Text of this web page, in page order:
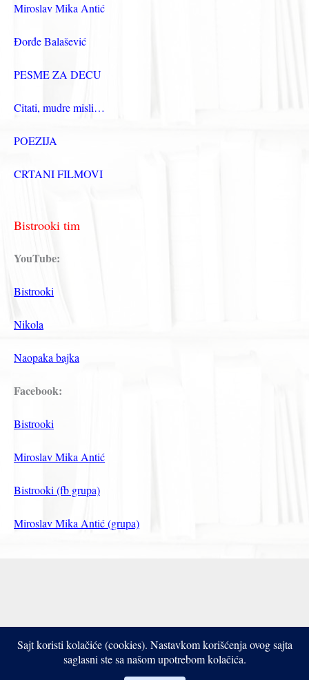
Miroslav Mika Antić
Đorđe Balašević
PESME ZA DECU
Citati, mudre misli…
POEZIJA
CRTANI FILMOVI
Bistrooki tim
YouTube:
Bistrooki
Nikola
Naopaka bajka
Facebook:
Bistrooki
Miroslav Mika Antić
Bistrooki (fb grupa)
Miroslav Mika Antić (grupa)
Copyright © 2017- 2026 Bistrooki
Sajt koristi kolačiće (cookies). Nastavkom korišćenja ovog sajta
saglasni ste sa našom upotrebom kolačića.